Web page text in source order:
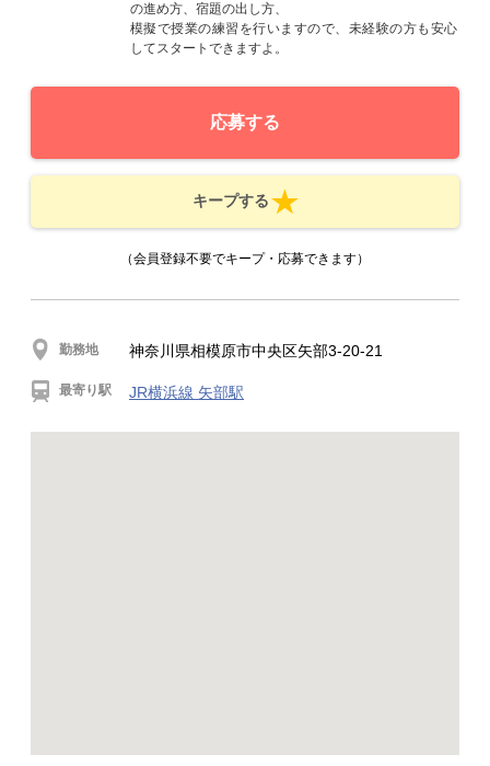
の進め方、宿題の出し方、
模擬で授業の練習を行いますので、未経験の方も安心
してスタートできますよ。
応募する
キープする
（会員登録不要でキープ・応募できます）
勤務地 神奈川県相模原市中央区矢部3-20-21
最寄り駅 JR横浜線 矢部駅